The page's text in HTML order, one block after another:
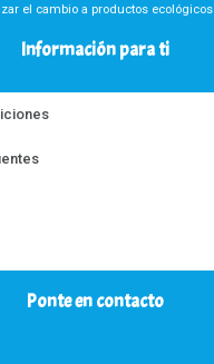
el cambio a productos ecológicos
Información para ti
Ponte en contacto